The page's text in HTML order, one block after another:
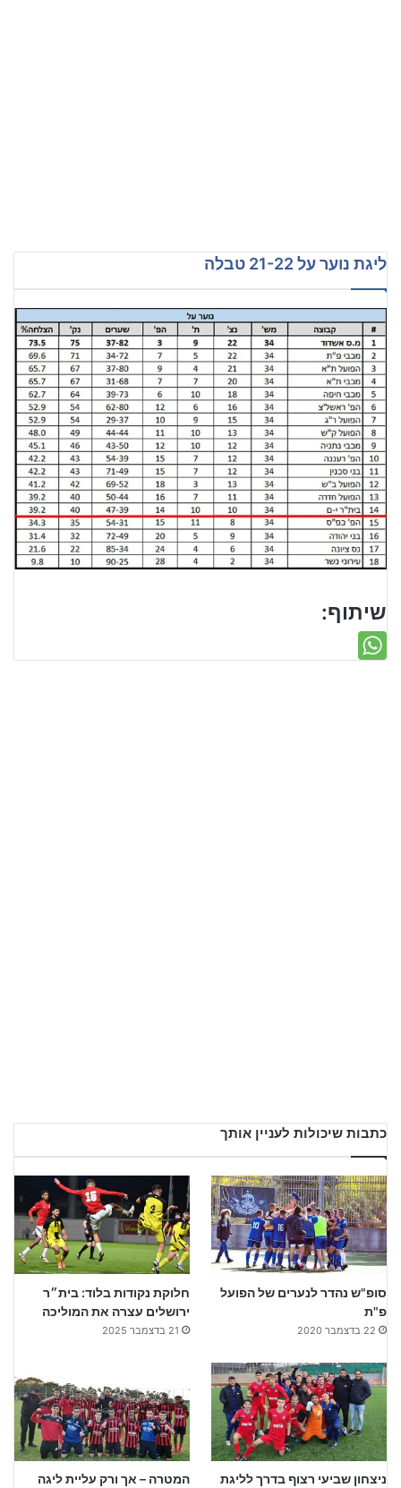
ליגת נוער על 21-22 טבלה
שיתוף:
כתבות שיכולות לעניין אותך
סופ"ש נהדר לנערים של הפועל
פ"ת
22 בדצמבר 2020
חלוקת נקודות בלוד: בית״ר
ירושלים עצרה את המוליכה
21 בדצמבר 2025
ניצחון שביעי רצוף בדרך לליגת
המטרה – אך ורק עליית ליגה